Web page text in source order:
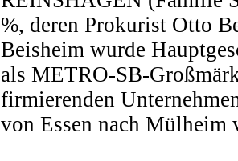
%, deren Prokurist Otto
Beisheim wurde
als METRO-SB-
firmierenden
von Essen nach Mülheim